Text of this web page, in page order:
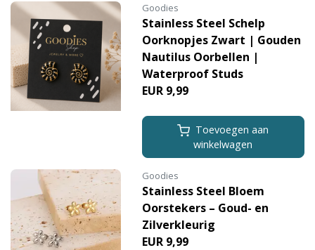
Goodies
Stainless Steel Schelp
Oorknopjes Zwart | Gouden
Nautilus Oorbellen |
Waterproof Studs
EUR 9,99
Toevoegen aan
winkelwagen
Goodies
Stainless Steel Bloem
Oorstekers – Goud- en
Zilverkleurig
EUR 9,99